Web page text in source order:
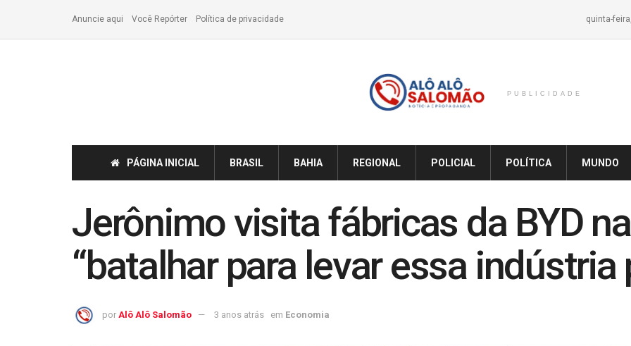
Anuncie aqui Você Repórter Política de privacidade quinta-
PUBLICIDADE
PÁGINA INICIAL BRASIL BAHIA REGIONAL POLICIAL POLÍTICA MUNDO
Jerônimo visita fábricas da BYD
“batalhar para levar essa indústria
por Alô Alô Salomão 3 anos atrás em Economia